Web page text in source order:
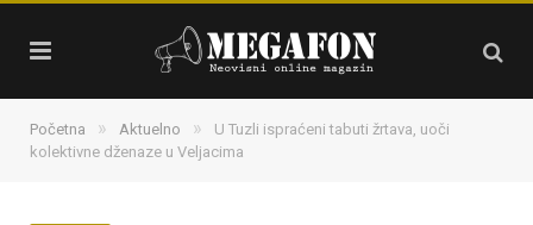
Početna » Aktuelno »
U Tuzli ispraćeni tabuti žrtava, uoči
kolektivne dženaze u Veljacima